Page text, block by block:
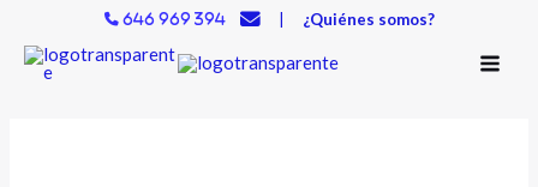
contenido
646 969 394 | ¿Quiénes somos?